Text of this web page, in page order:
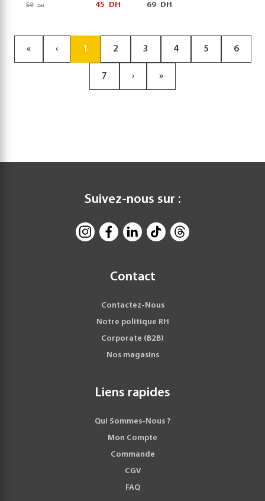
59 DH 45 DH 69 DH
« ‹ 1 2 3 4 5 6
7 › »
Suivez-nous sur :
Contact
Contactez-Nous
Notre politique RH
Corporate (B2B)
Nos magasins
Liens rapides
Qui Sommes-Nous ?
Mon Compte
Commande
CGV
FAQ